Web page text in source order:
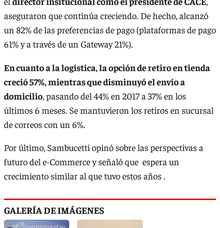
aseguraron que continúa creciendo. De hecho, alcanzó
un 82% de las preferencias de pago (plataformas de pago
61% y a través de un Gateway 21%).
En cuanto a la logística, la opción de retiro en tienda
creció 57%, mientras que disminuyó el envío a
domicilio, pasando del 44% en 2017 a 37% en los
últimos 6 meses. Se mantuvieron los retiros en sucursal
de correos con un 6%.
Por último, Sambucetti opinó sobre las perspectivas a
futuro del e-Commerce y señaló que espera un
crecimiento similar al que tuvo estos años .
GALERÍA DE IMÁGENES